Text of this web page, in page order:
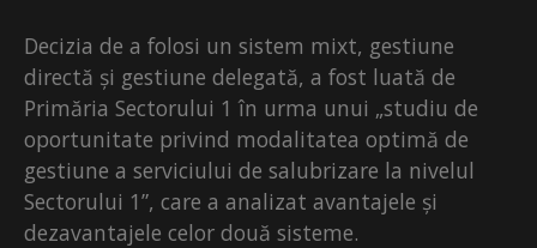
Decizia de a folosi un sistem mixt, gestiune
directă și gestiune delegată, a fost luată de
Primăria Sectorului 1 în urma unui „studiu de
oportunitate privind modalitatea optimă de
gestiune a serviciului de salubrizare la nivelul
Sectorului 1”, care a analizat avantajele și
dezavantajele celor două sisteme.